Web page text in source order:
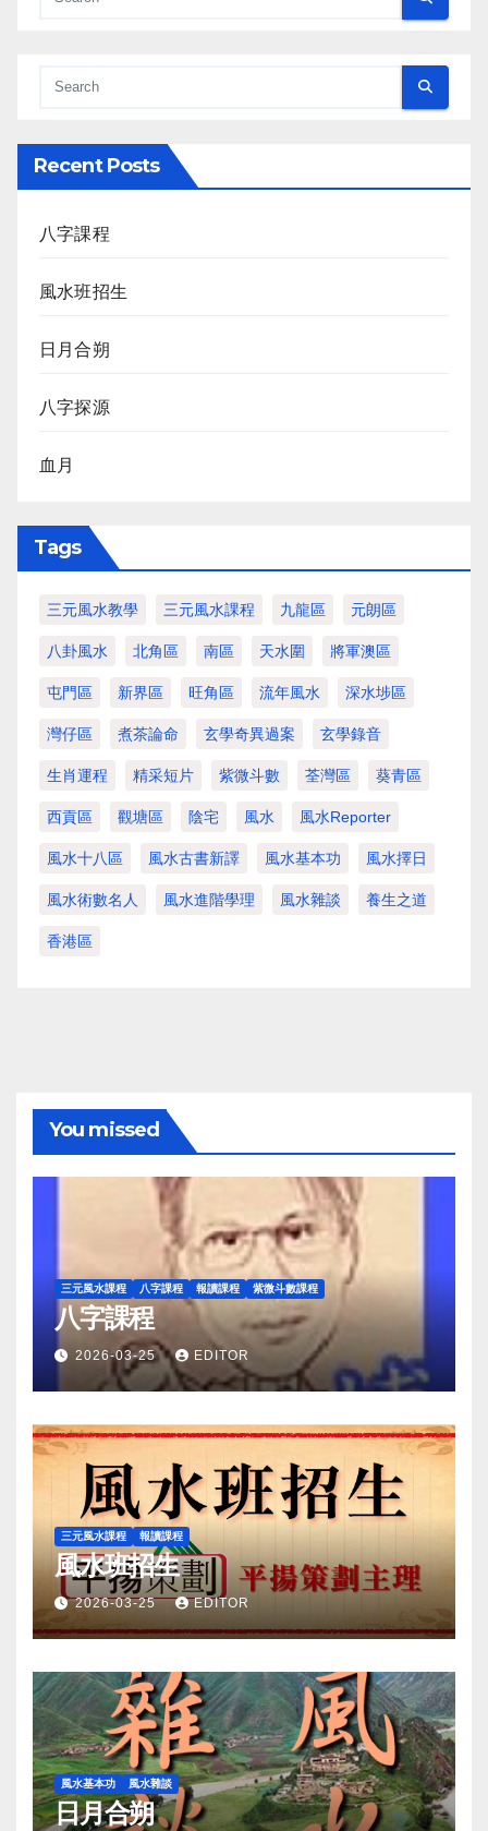
Recent Posts
八字課程
風水班招生
日月合朔
八字探源
血月
Tags
三元風水教學 三元風水課程 九龍區 元朗區
八卦風水 北角區 南區 天水圍 將軍澳區
屯門區 新界區 旺角區 流年風水 深水埗區
灣仔區 煮茶論命 玄學奇異過案 玄學錄音
生肖運程 精采短片 紫微斗數 荃灣區 葵青區
西貢區 觀塘區 陰宅 風水 風水Reporter
風水十八區 風水古書新譯 風水基本功 風水擇日
風水術數名人 風水進階學理 風水雜談 養生之道
香港區
You missed
三元風水課程 八字課程 報讀課程 紫微斗數課程
八字課程
2026-03-25 EDITOR
三元風水課程 報讀課程
風水班招生
2026-03-25 EDITOR
風水基本功 風水雜談
日月合朔